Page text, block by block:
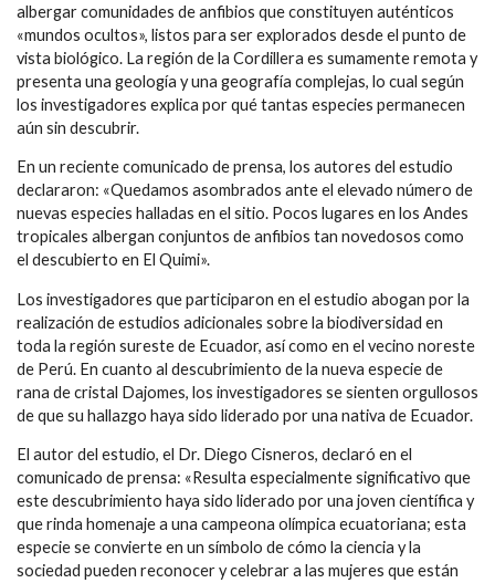
albergar comunidades de anfibios que constituyen auténticos
«mundos ocultos», listos para ser explorados desde el punto de
vista biológico. La región de la Cordillera es sumamente remota y
presenta una geología y una geografía complejas, lo cual según
los investigadores explica por qué tantas especies permanecen
aún sin descubrir.
En un reciente comunicado de prensa, los autores del estudio
declararon: «Quedamos asombrados ante el elevado número de
nuevas especies halladas en el sitio. Pocos lugares en los Andes
tropicales albergan conjuntos de anfibios tan novedosos como
el descubierto en El Quimi».
Los investigadores que participaron en el estudio abogan por la
realización de estudios adicionales sobre la biodiversidad en
toda la región sureste de Ecuador, así como en el vecino noreste
de Perú. En cuanto al descubrimiento de la nueva especie de
rana de cristal Dajomes, los investigadores se sienten orgullosos
de que su hallazgo haya sido liderado por una nativa de Ecuador.
El autor del estudio, el Dr. Diego Cisneros, declaró en el
comunicado de prensa: «Resulta especialmente significativo que
este descubrimiento haya sido liderado por una joven científica y
que rinda homenaje a una campeona olímpica ecuatoriana; esta
especie se convierte en un símbolo de cómo la ciencia y la
sociedad pueden reconocer y celebrar a las mujeres que están